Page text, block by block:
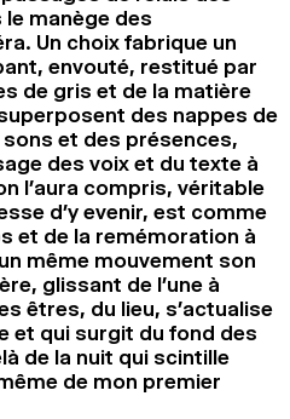
manège des
Un choix fabrique un
envouté, restitué par
de gris et de la matière
des nappes de
et des présences,
des voix et du texte à
l’aura compris, véritable
d’y evenir, est comme
et de la remémoration à
même mouvement son
glissant de l’une à
êtres, du lieu, s’actualise
et qui surgit du fond des
de la nuit qui scintille
de mon premier